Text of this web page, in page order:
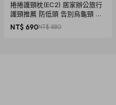
捲捲護頸枕(EC2) 居家辦公旅行
護頸推薦 防低頭 告別烏龜頸 頸
椎養護 多色可選
NT$ 690NT$ 880